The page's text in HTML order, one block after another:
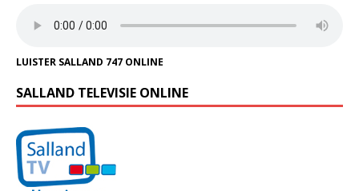
LUISTER SALLAND 747 ONLINE
SALLAND TELEVISIE ONLINE